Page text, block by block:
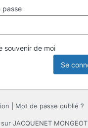
passe
souvenir de moi
Mot de passe oublié ?
JACQUENET MONGEOT